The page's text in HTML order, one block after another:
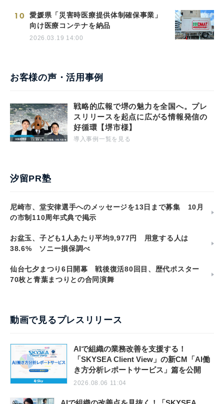
10
愛媛県「災害時医療提供体制確保事業」
向け医療コンテナを納品
2026.03.19 14:00
お客様の声・活用事例
戦略的広報で堺の魅力を全国へ。プレ
スリリースを起点に広がる情報発信の
好循環【堺市様】
導入事例一覧を見る
汐留PR塾
尼崎市、堂安律選手へのメッセージを13日まで募集 10月
の市制110周年式典で掲示
お盆玉、子ども1人あたり平均9,977円 用意する人は
38.6% ソニー損保調べ
仙台七夕まつり6日開幕 戦後復活80回目、歴代ポスター
70枚と青葉まつりとの合同演舞
動画で見るプレスリリース
AIで組織の業務改善を支援する！
「SKYSEA Client View」の新CM「AI働
き方分析レポートサービス」篇を公開
2026.08.06 11:04